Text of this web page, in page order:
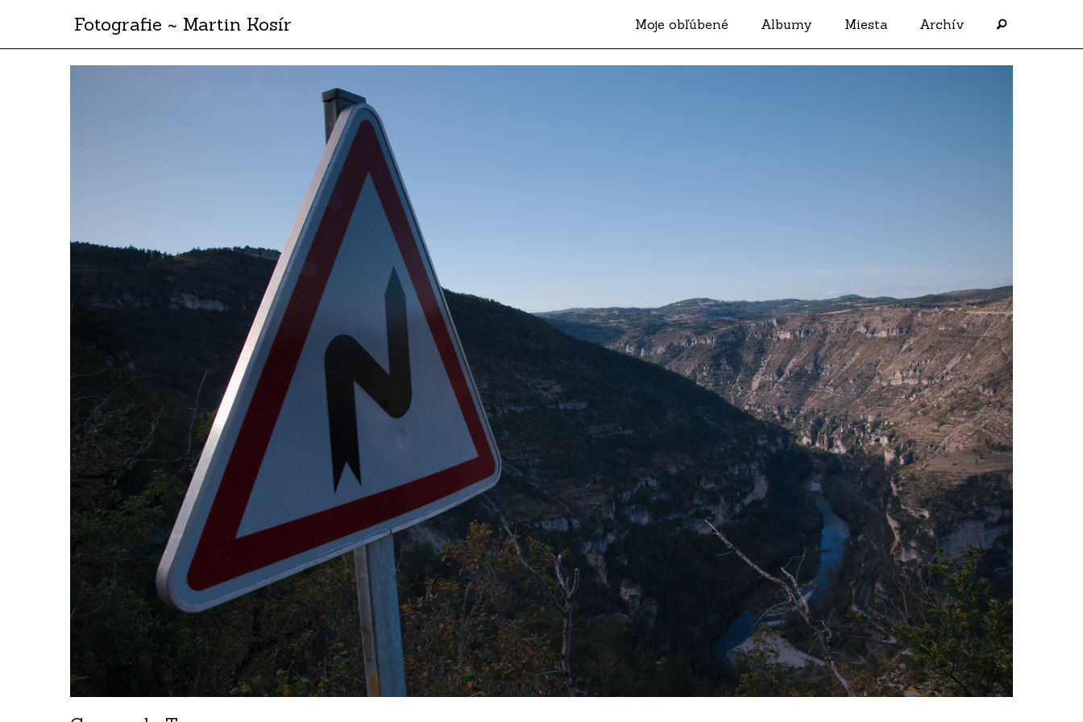
Fotografie ~ Martin Kosír Moje obľúbené Albumy Miesta Archív